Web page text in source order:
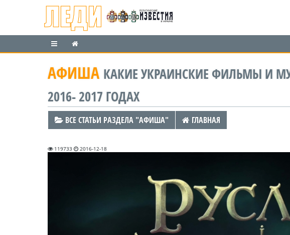
АФИША КАКИЕ УКРАИНСКИЕ ФИЛЬМЫ И
2016- 2017 ГОДАХ
ВСЕ СТАТЬИ РАЗДЕЛА "АФИША" ГЛАВНАЯ
119733 2016-12-18